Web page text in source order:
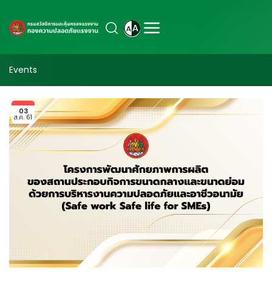
Events
03
ส.ค. 61